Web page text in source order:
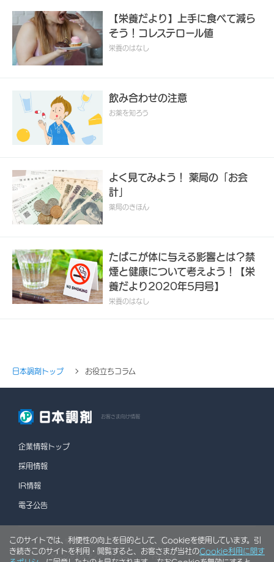
【栄養だより】上手に食べて減ら
そう！コレステロール値
栄養のはなし
飲み合わせの注意
お薬を知ろう
よく見てみよう！ 薬局の「お会
計」
薬局のきほん
たばこが体に与える影響とは？禁
煙と健康について考えよう！【栄
養だより2020年5月号】
栄養のはなし
日本調剤トップ お役立ちコラム
お客さま向け情報
企業情報トップ
採用情報
IR情報
電子公告
情報セキュリティポリシー 個人情報保護方針
ソーシャルメディアポリシー 行動計画 利用規約
このサイトでは、利便性の向上を目的として、Cookieを使用しています。引
き続きこのサイトを利用・閲覧すると、お客さまが当社のCookie利用に関す